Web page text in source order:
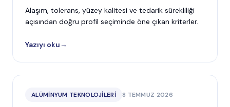
Alaşım, tolerans, yüzey kalitesi ve tedarik sürekliliği
açısından doğru profil seçiminde öne çıkan kriterler.
Yazıyı oku→
ALÜMINYUM TEKNOLOJILERI 8 TEMMUZ 2026